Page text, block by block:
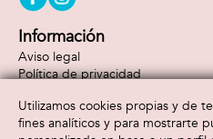
Información
Aviso legal
Política de privacidad
Formas de pago
Utilizamos cookies propias y de
fines analíticos y para mostrarte